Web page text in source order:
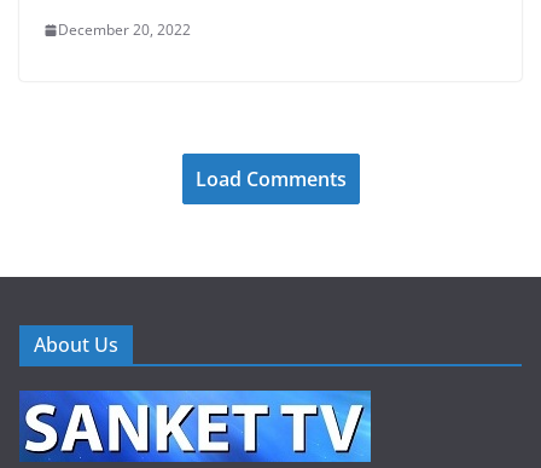
December 20, 2022
Load Comments
About Us